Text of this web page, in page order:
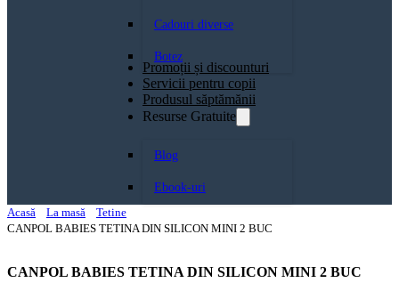
Cadouri diverse
Botez
Promoții și discounturi
Servicii pentru copii
Produsul săptămănii
Resurse Gratuite
Blog
Ebook-uri
Acasă
La masă
Tetine
CANPOL BABIES TETINA DIN SILICON MINI 2 BUC
CANPOL BABIES TETINA DIN SILICON MINI 2 BUC